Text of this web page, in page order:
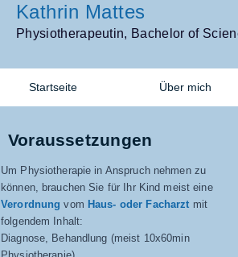
Kathrin Mattes
Physiotherapeutin, Bachelor of
Startseite Über mich
​Voraussetzungen
Um Physiotherapie in Anspruch nehmen zu
können, brauchen Sie für Ihr Kind meist eine
Verordnung vom Haus- oder Facharzt mit
folgendem Inhalt:
Diagnose, Behandlung (meist 10x60min